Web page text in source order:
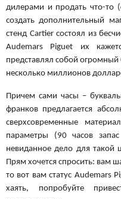
дилерами и продать что-то
создать дополнительный
стенд Cartier состоял из
Audemars Piguet их
представлял собой
несколько миллионов
Причем сами часы –
франков предлагается
сверхсовременные
параметры (90 часов
невиданное дело для
Прям хочется спросить: вам
то вот вам статус Audemars
хаять, попробуйте